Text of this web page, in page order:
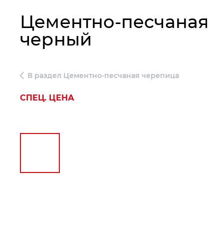
Цементно-
черный
В раздел Цементно-песчаная черепица
СПЕЦ. ЦЕНА